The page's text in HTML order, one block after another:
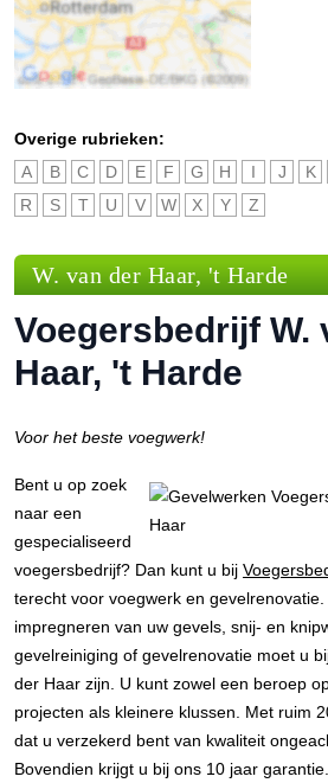
Overige rubrieken:
A
B C D E F G H I J K
R
S T U V W X Y Z
W. van der Haar, 't Harde
Voegersbedrijf W.
Haar, 't Harde
Voor het beste voegwerk!
Bent u op zoek
naar een
gespecialiseerd
voegersbedrijf? Dan kunt u bij
terecht voor voegwerk en
impregneren van uw gevels, snij- en
gevelreiniging of gevelrenovatie moet u
der Haar zijn. U kunt zowel een beroep
projecten als kleinere klussen. Met ruim
dat u verzekerd bent van kwaliteit
Bovendien krijgt u bij ons 10 jaar